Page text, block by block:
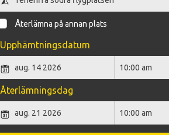
Återlämna på annan plats
Upphämtningsdatum
Återlämningsdag